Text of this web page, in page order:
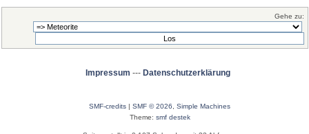
Gehe zu:
Impressum --- Datenschutzerklärung
SMF-credits | SMF © 2026
Simple Machines
Theme: smf destek